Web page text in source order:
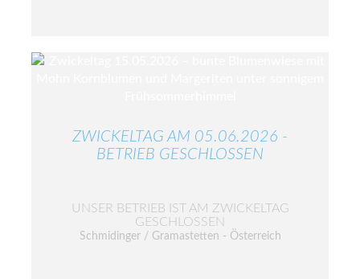
ZWICKELTAG AM 05.06.2026 -
BETRIEB GESCHLOSSEN
UNSER BETRIEB IST AM ZWICKELTAG
GESCHLOSSEN
Schmidinger / Gramastetten - Österreich